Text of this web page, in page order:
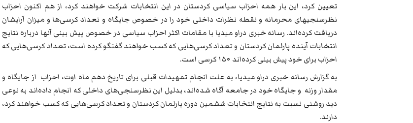
تعیین کرد، این بار همه احزاب سیاسی کردستان در این انتخابات شرکت خواهند کرد، از هم اکنون احزاب
نظرسنجیهای محرمانه و نقطه نظرات داخلی خود را در خصوص جایگاه و تعداد کرسی‌ها و میزان آرایشان
دریافت کرده‌اند. رسانه خبری دراو میدیا با مقامات اکثر احزاب سیاسی در خصوص پیش بینی آنها درباره نتایج
انتخابات آینده پارلمان کردستان و تعداد کرسی‌هایی که کسب خواهند گفتگو کرده است، تعداد کرسی‌هایی که
احزاب برای خود پیش بینی کرده‌اند ۱۵۰ کرسی است.
به گزارش رسانه خبری دراو میدیا، به علت انجام تمهیدات قبلی برای تاریخ دهم ماه اوت، احزاب از جایگاه و
مقدار وزنه و جایگاه خود در جامعه آگاه شده‌اند، بدلیل این نظرسنجی‌های داخلی که انجام داده‌اند به نوعی
دید روشنی نسبت به نتایج انتخابات ششمین دوره پارلمان کردستان و تعداد کرسی‌هایی که کسب خواهند کرد،
دارند.